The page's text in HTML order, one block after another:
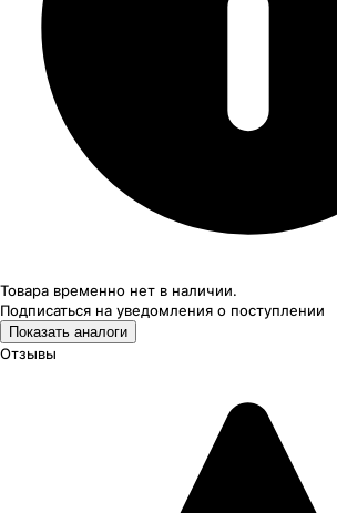
Товара временно нет в наличии.
Подписаться на уведомления о поступлении
Показать аналоги
Отзывы